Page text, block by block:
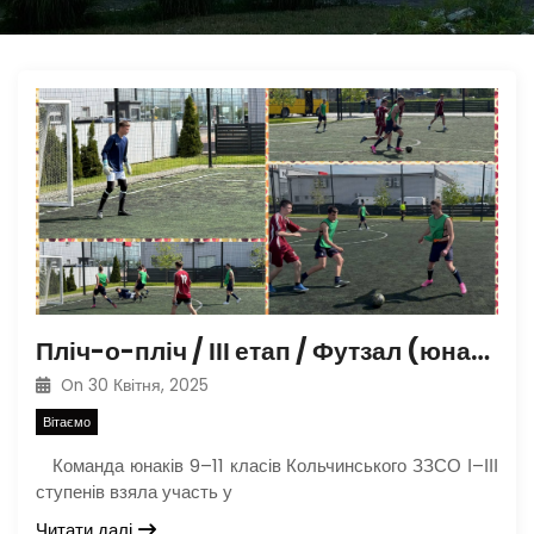
Пліч-о-пліч / ІІІ етап / Футзал (юнаки, 9-11 класи)
On 30 Квітня, 2025
Вітаємо
Команда юнаків 9–11 класів Кольчинського ЗЗСО І–ІІІ
ступенів взяла участь у